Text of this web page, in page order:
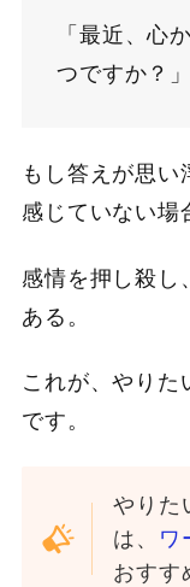
「最近、心
つですか？」
もし答えが思い
感じていない場
感情を押し殺し
ある。
これが、やりた
です。
やりた
は、
ワ
おすす